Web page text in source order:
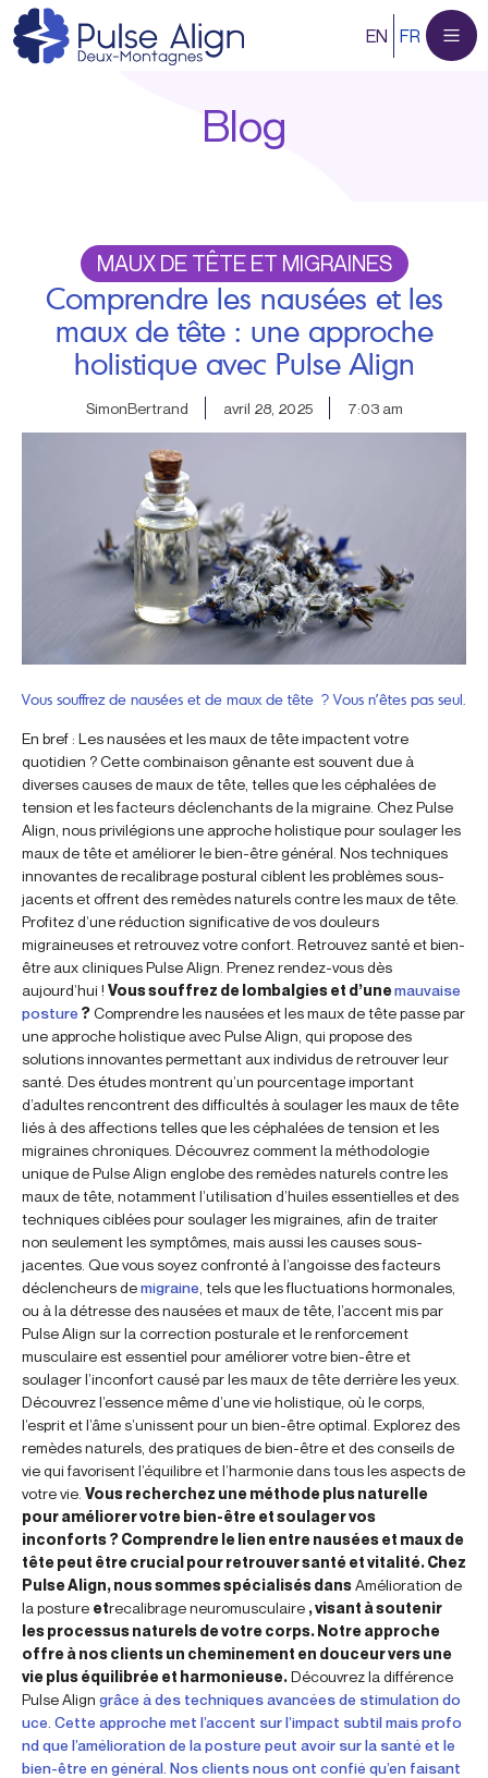
Aller
au
contenu
EN FR
Blog
MAUX DE TÊTE ET MIGRAINES
Comprendre les nausées et les
maux de tête : une approche
holistique avec Pulse Align
SimonBertrand avril 28, 2025 7:03 am
Vous souffrez de nausées et de maux de tête ? Vous n’êtes pas seul.
En bref : Les nausées et les maux de tête impactent votre
quotidien ? Cette combinaison gênante est souvent due à
diverses causes de maux de tête, telles que les céphalées de
tension et les facteurs déclenchants de la migraine. Chez Pulse
Align, nous privilégions une approche holistique pour soulager les
maux de tête et améliorer le bien-être général. Nos techniques
innovantes de recalibrage postural ciblent les problèmes sous-
jacents et offrent des remèdes naturels contre les maux de tête.
Profitez d’une réduction significative de vos douleurs
migraineuses et retrouvez votre confort. Retrouvez santé et bien-
être aux cliniques Pulse Align. Prenez rendez-vous dès
aujourd’hui ! Vous souffrez de lombalgies et d’unemauvaise
posture ?Comprendre les nausées et les maux de tête passe par
une approche holistique avec Pulse Align, qui propose des
solutions innovantes permettant aux individus de retrouver leur
santé. Des études montrent qu’un pourcentage important
d’adultes rencontrent des difficultés à soulager les maux de tête
liés à des affections telles que les céphalées de tension et les
migraines chroniques. Découvrez comment la méthodologie
unique de Pulse Align englobe des remèdes naturels contre les
maux de tête, notamment l’utilisation d’huiles essentielles et des
techniques ciblées pour soulager les migraines, afin de traiter
non seulement les symptômes, mais aussi les causes sous-
jacentes. Que vous soyez confronté à l’angoisse des facteurs
déclencheurs demigraine , tels que les fluctuations hormonales,
ou à la détresse des nausées et maux de tête, l’accent mis par
Pulse Align sur la correction posturale et le renforcement
musculaire est essentiel pour améliorer votre bien-être et
soulager l’inconfort causé par les maux de tête derrière les yeux.
Découvrez l’essence même d’une vie holistique, où le corps,
l’esprit et l’âme s’unissent pour un bien-être optimal. Explorez des
remèdes naturels, des pratiques de bien-être et des conseils de
vie qui favorisent l’équilibre et l’harmonie dans tous les aspects de
votre vie. Vous recherchez une méthode plus naturelle
pour améliorer votre bien-être et soulager vos
inconforts ? Comprendre le lien entre nausées et maux de
tête peut être crucial pour retrouver santé et vitalité. Chez
Pulse Align, nous sommes spécialisés dansAmélioration de
la posture etrecalibrage neuromusculaire , visant à soutenir
les processus naturels de votre corps. Notre approche
offre à nos clients un cheminement en douceur vers une
vie plus équilibrée et harmonieuse.Découvrez la différence
Pulse Align grâce à des techniques avancées de stimulation do
uce. Cette approche met l’accent sur l’impact subtil mais profo
nd que l’amélioration de la posture peut avoir sur la santé et le
bien-être en général. Nos clients nous ont confié qu’en faisant